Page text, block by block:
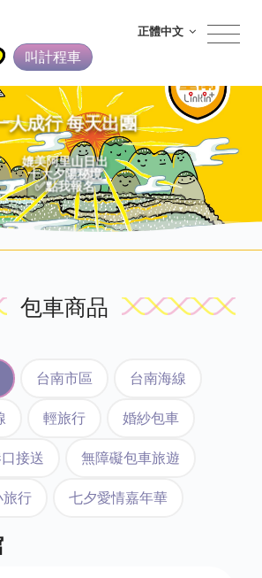
叫計程車
正體中文
人成行 每天出團
媲美阿里山日出
十大夕陽秘境
✅點我報名
包車商品
台南市區 台南海線
輕旅行 婚紗包車
接送 無障礙包車旅遊
旅行 七夕愛情嘉年華